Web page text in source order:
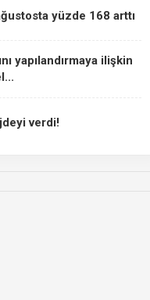
yüzde 168 arttı
yapılandırmaya ilişkin
verdi!